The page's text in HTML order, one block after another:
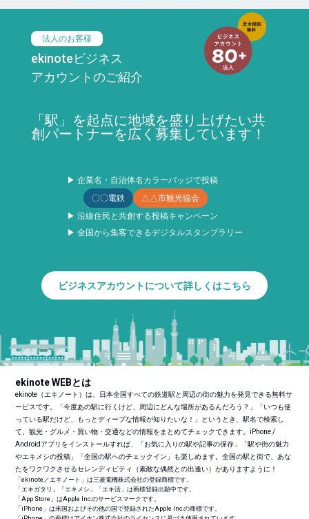
法人のお客様
ekinoteビジネス
アカウントのご紹介
「駅」を起点に地域を盛り上げたい共
創パートナーを広く募集しています！
▶ 企業名・自治体名カラーバッジで投稿
〇〇電鉄
△△市観光協会
▶ 沿線住民と共創する投稿キャンペーン
▶ 全国から集客できるデジタルスタンプラリー
ビジネスアカウントについて詳しくはこちら
ekinote WEBとは
ekinote（エキノート）は、日本全国すべての鉄道駅と周辺の街の魅力を発見できる無料サ
ービスです。「今度あの駅に行くけど、周辺にどんな場所があるんだろう？」「いつも使
っている駅だけど、もっとディープな情報が知りたいな！」というとき、駅名で検索し
て、観光・グルメ・買い物・交通などの情報をまとめてチェックできます。iPhone /
Androidアプリをインストールすれば、「お気に入りの駅や記事の保存」「駅や街の魅力
やエキメシの投稿」「全国の駅へのチェックイン」も楽しめます。全国の駅と街で、あな
たをワクワクさせるセレンディピティ（素敵な偶然との出逢い）がありますように！
「ekinote／エキノート」は三菱電機株式会社の登録商標です。
「エキガタリ」「エキメシ」「エキ活」は商標登録出願中です。
「App Store」はApple Inc.のサービスマークです。
「iPhone」は米国およびその他の国で登録されたApple Inc.の商標です。